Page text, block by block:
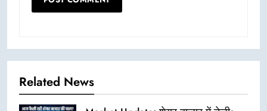
Related News